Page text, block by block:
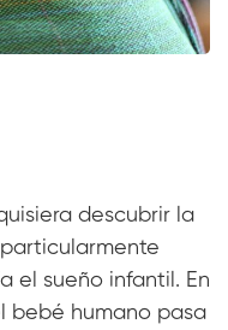
descubrir la
el sueño infantil. En
bebé humano pasa